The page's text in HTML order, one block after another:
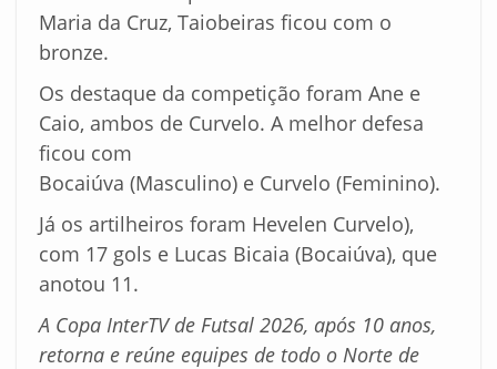
Maria da Cruz, Taiobeiras ficou com o
bronze.
Os destaque da competição foram Ane e
Caio, ambos de Curvelo. A melhor defesa
ficou com
Bocaiúva (Masculino) e Curvelo (Feminino).
Já os artilheiros foram Hevelen Curvelo),
com 17 gols e Lucas Bicaia (Bocaiúva), que
anotou 11.
A Copa InterTV de Futsal 2026, após 10 anos,
retorna e reúne equipes de todo o Norte de